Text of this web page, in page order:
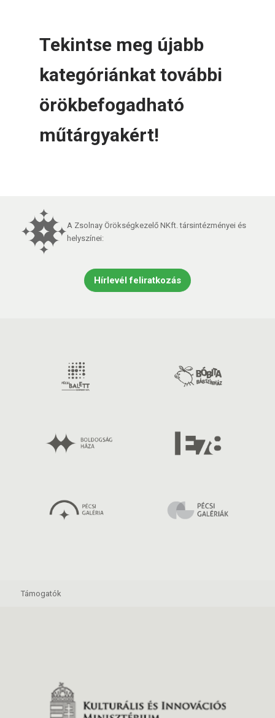
Tekintse meg újabb
kategóriánkat további
örökbefogadható
műtárgyakért!
A Zsolnay Örökségkezelő NKft. társintézményei és
helyszínei:
Hírlevél feliratkozás
Támogatók